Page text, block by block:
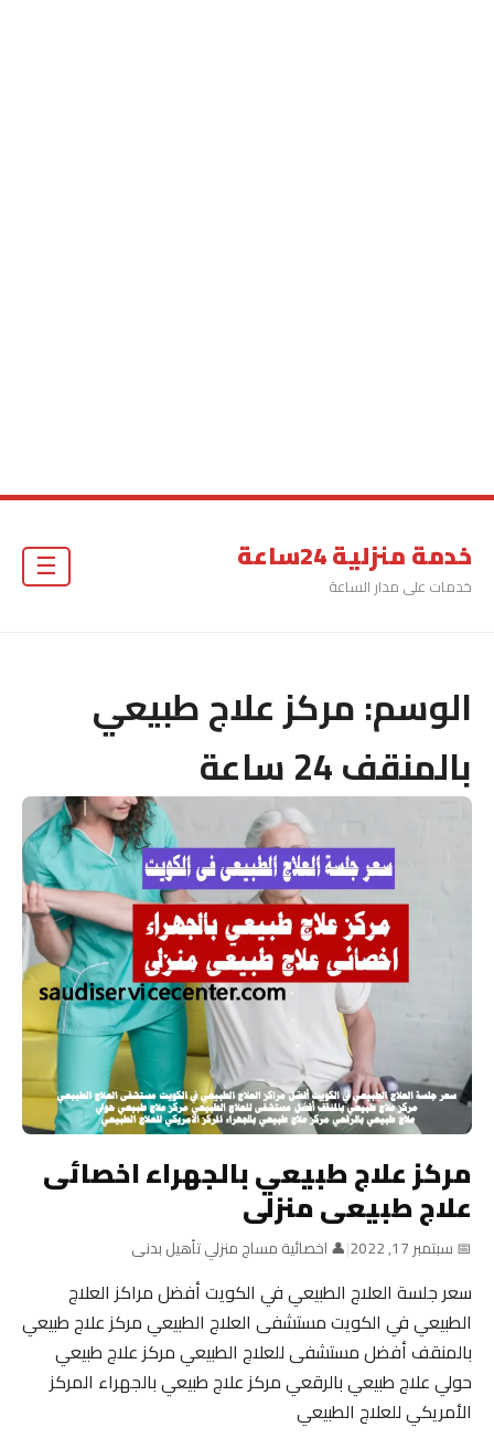
خدمة منزلية 24ساعة
خدمات على مدار الساعة
☰
الوسم:مركز علاج طبيعي
بالمنقف 24 ساعة
مركز علاج طبيعي بالجهراء اخصائى
علاج طبيعى منزلى
📅 سبتمبر 17, 2022 |👤 اخصائية مساج منزلي تأهيل بدنى
سعر جلسة العلاج الطبيعي في الكويت أفضل مراكز العلاج
الطبيعي في الكويت مستشفى العلاج الطبيعي مركز علاج طبيعي
بالمنقف أفضل مستشفى للعلاج الطبيعي مركز علاج طبيعي
حولي علاج طبيعي بالرقعي مركز علاج طبيعي بالجهراء المركز
الأمريكي للعلاج الطبيعي